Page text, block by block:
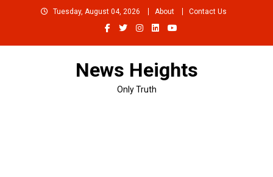
Tuesday, August 04, 2026 About Contact Us
News Heights
Only Truth